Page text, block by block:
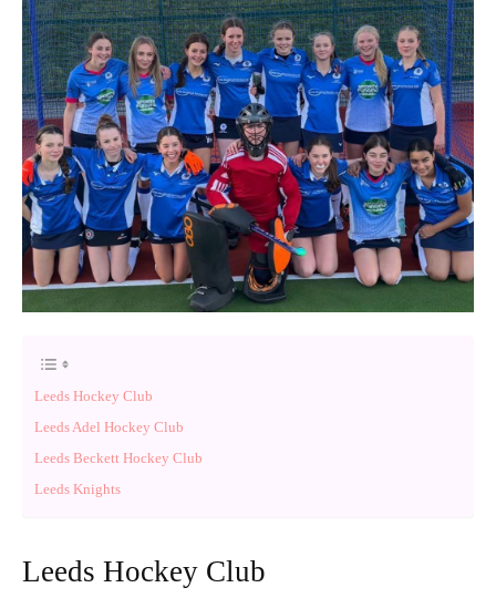
Leeds Hockey Club
Leeds Adel Hockey Club
Leeds Beckett Hockey Club
Leeds Knights
Leeds Hockey Club